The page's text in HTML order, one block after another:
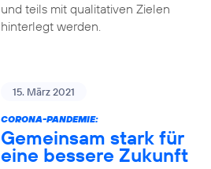
und teils mit qualitativen Zielen
hinterlegt werden.
15. März 2021
CORONA-PANDEMIE:
Gemeinsam stark für
eine bessere Zukunft